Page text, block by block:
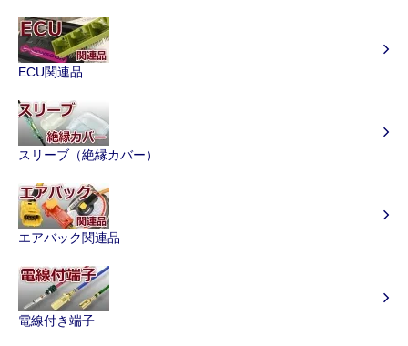
ECU関連品
スリーブ（絶縁カバー）
エアバック関連品
電線付き端子